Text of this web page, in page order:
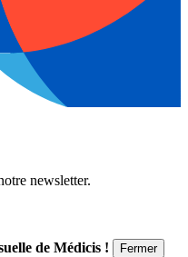
newsletter.
de Médicis ! Fermer